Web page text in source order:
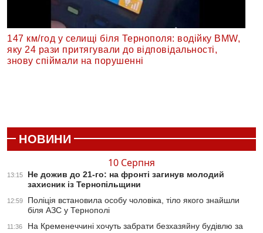
147 км/год у селищі біля Тернополя: водійку BMW,
яку 24 рази притягували до відповідальності,
знову спіймали на порушенні
НОВИНИ
10 Серпня
13:15
Не дожив до 21-го: на фронті загинув молодий
захисник із Тернопільщини
12:59
Поліція встановила особу чоловіка, тіло якого знайшли
біля АЗС у Тернополі
11:36
На Кременеччині хочуть забрати безхазяйну будівлю за